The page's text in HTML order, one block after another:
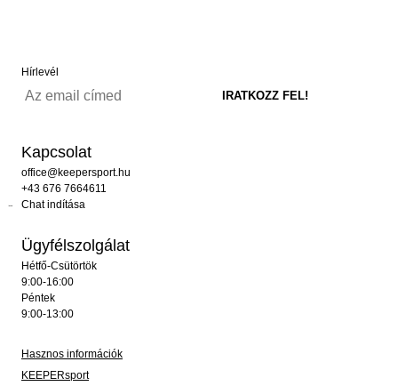
Hírlevél
Kapcsolat
office@keepersport.hu
+43 676 7664611
Chat indítása
Ügyfélszolgálat
Hétfő-Csütörtök
9:00-16:00
Péntek
9:00-13:00
Hasznos információk
KEEPERsport